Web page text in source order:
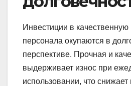
Инвестиции в
персонала окупаются в
перспективе. Прочная и
выдерживает износ при
использовании, что